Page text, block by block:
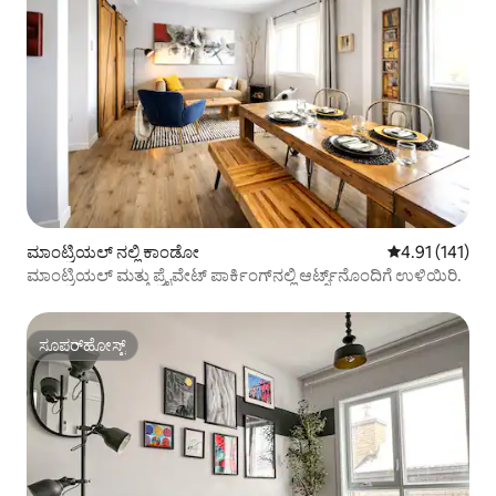
ಮಾಂಟ್ರಿಯಲ್ ನಲ್ಲಿ ಕಾಂಡೋ 5 ರಲ್ಲಿ 4.91
4.91 (141)
ಮಾಂಟ್ರಿಯಲ್ ಮತ್ತು ಪ್ರೈವೇಟ್ ಪಾರ್ಕಿಂಗ್‌ನಲ್ಲಿ ಆರ್ಟ್ಸ್‌ನೊಂದಿಗೆ ಉಳಿಯಿರಿ.
ಸೂಪರ್‌ಹೋಸ್ಟ್
ಸೂಪರ್‌ಹೋಸ್ಟ್